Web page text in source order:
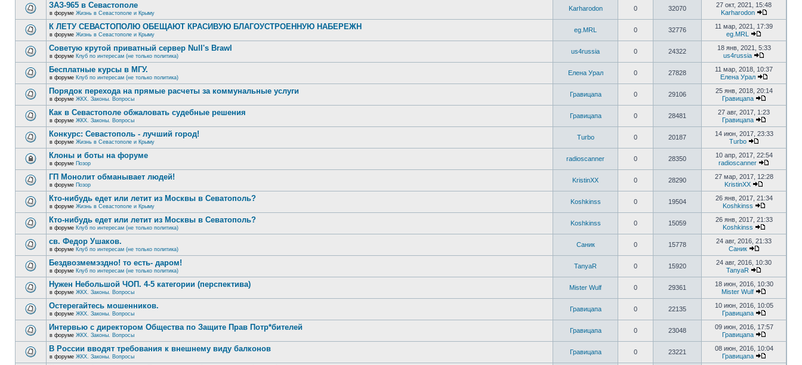
ЗАЗ-965 в Севастополе
в форуме Жизнь в Севастополе и Крыму
Karharodon 0 32070
27 окт, 2021, 15:48
Karharodon
К ЛЕТУ СЕВАСТОПОЛЮ ОБЕЩАЮТ КРАСИВУЮ БЛАГОУСТРОЕННУЮ НАБЕРЕЖН
в форуме Жизнь в Севастополе и Крыму
eg.MRL 0 32776
11 мар, 2021, 17:39
eg.MRL
Советую крутой приватный сервер Null's Brawl
в форуме Клуб по интересам (не только политика)
us4russia 0 24322
18 янв, 2021, 5:33
us4russia
Бесплатные курсы в МГУ.
в форуме Клуб по интересам (не только политика)
Елена Урал 0 27828
11 мар, 2018, 10:37
Елена Урал
Порядок перехода на прямые расчеты за коммунальные услуги
в форуме ЖКХ. Законы. Вопросы
Гравицапа 0 29106
25 янв, 2018, 20:14
Гравицапа
Как в Севастополе обжаловать судебные решения
в форуме ЖКХ. Законы. Вопросы
Гравицапа 0 28481
27 авг, 2017, 1:23
Гравицапа
Конкурс: Севастополь - лучший город!
в форуме Жизнь в Севастополе и Крыму
Turbo 0 20187
14 июн, 2017, 23:33
Turbo
Клоны и боты на форуме
в форуме Позор
radioscanner 0 28350
10 апр, 2017, 22:54
radioscanner
ГП Монолит обманывает людей!
в форуме Позор
KristinXX 0 28290
27 мар, 2017, 12:28
KristinXX
Кто-нибудь едет или летит из Москвы в Севатополь?
в форуме Жизнь в Севастополе и Крыму
Koshkinss 0 19504
26 янв, 2017, 21:34
Koshkinss
Кто-нибудь едет или летит из Москвы в Севатополь?
в форуме Клуб по интересам (не только политика)
Koshkinss 0 15059
26 янв, 2017, 21:33
Koshkinss
св. Федор Ушаков.
в форуме Клуб по интересам (не только политика)
Саник 0 15778
24 авг, 2016, 21:33
Саник
Бездвозмемэздно! то есть- даром!
в форуме Клуб по интересам (не только политика)
TanyaR 0 15920
24 авг, 2016, 10:30
TanyaR
Нужен Небольшой ЧОП. 4-5 категории (перспектива)
в форуме ЖКХ. Законы. Вопросы
Mister Wulf 0 29361
18 июн, 2016, 10:30
Mister Wulf
Остерегайтесь мошенников.
в форуме ЖКХ. Законы. Вопросы
Гравицапа 0 22135
10 июн, 2016, 10:05
Гравицапа
Интервью с директором Общества по Защите Прав Потр*бителей
в форуме ЖКХ. Законы. Вопросы
Гравицапа 0 23048
09 июн, 2016, 17:57
Гравицапа
В России вводят требования к внешнему виду балконов
в форуме ЖКХ. Законы. Вопросы
Гравицапа 0 23221
08 июн, 2016, 10:04
Гравицапа